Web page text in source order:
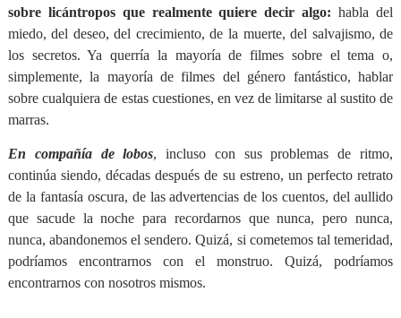
sobre licántropos que realmente quiere decir algo: habla del
miedo, del deseo, del crecimiento, de la muerte, del salvajismo, de
los secretos. Ya querría la mayoría de filmes sobre el tema o,
simplemente, la mayoría de filmes del género fantástico, hablar
sobre cualquiera de estas cuestiones, en vez de limitarse al sustito de
marras.
En compañía de lobos, incluso con sus problemas de ritmo,
continúa siendo, décadas después de su estreno, un perfecto retrato
de la fantasía oscura, de las advertencias de los cuentos, del aullido
que sacude la noche para recordarnos que nunca, pero nunca,
nunca, abandonemos el sendero. Quizá, si cometemos tal temeridad,
podríamos encontrarnos con el monstruo. Quizá, podríamos
encontrarnos con nosotros mismos.